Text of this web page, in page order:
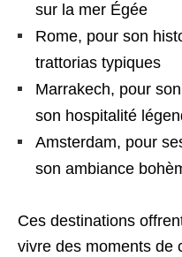
sur la mer Égée
Rome, pour son
trattorias typiques
Marrakech, pour
son hospitalité
Amsterdam, pour
son ambiance
Ces destinations
vivre des moments de